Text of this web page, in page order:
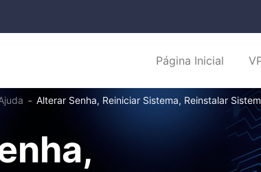
Página Inicial
- Alterar Senha, Reiniciar Sistema, Reinstalar